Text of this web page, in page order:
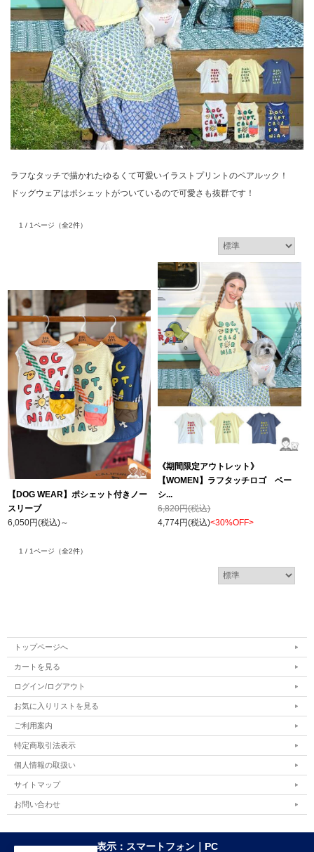
ラフなタッチで描かれたゆるくて可愛いイラストプリントのペアルック！
ドッグウェアはポシェットがついているので可愛さも抜群です！
1 / 1ページ （全2件）
【DOG WEAR】ポシェット付きノー
スリーブ
6,050円(税込)～
《期間限定アウトレット》
【WOMEN】ラフタッチロゴ ベー
シ...
6,820円(税込)
4,774円(税込)<30%OFF>
1 / 1ページ （全2件）
トップページへ
カートを見る
ログイン/ログアウト
お気に入りリストを見る
ご利用案内
特定商取引法表示
個人情報の取扱い
サイトマップ
お問い合わせ
表示：スマートフォン｜ PC